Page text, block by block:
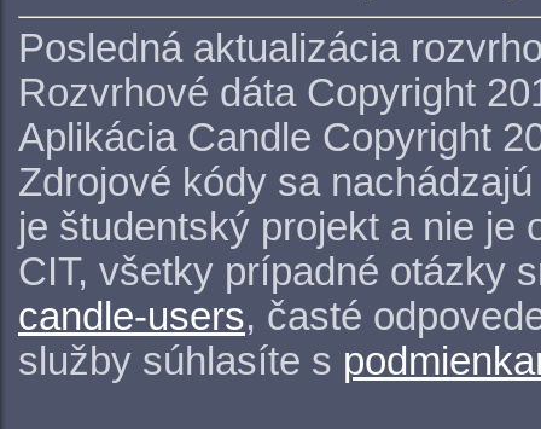
Posledná aktualizácia
Rozvrhové dáta Copyright
Aplikácia Candle Copyright
Zdrojové kódy sa
je študentský projekt a nie je
CIT, všetky prípadné otázky
candle-users, časté
služby súhlasíte s